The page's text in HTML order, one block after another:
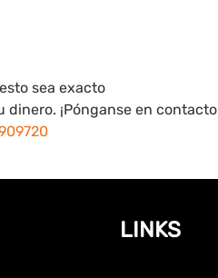
sea exacto
¡Pónganse en contacto
LINKS